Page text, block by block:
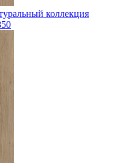
коллекция